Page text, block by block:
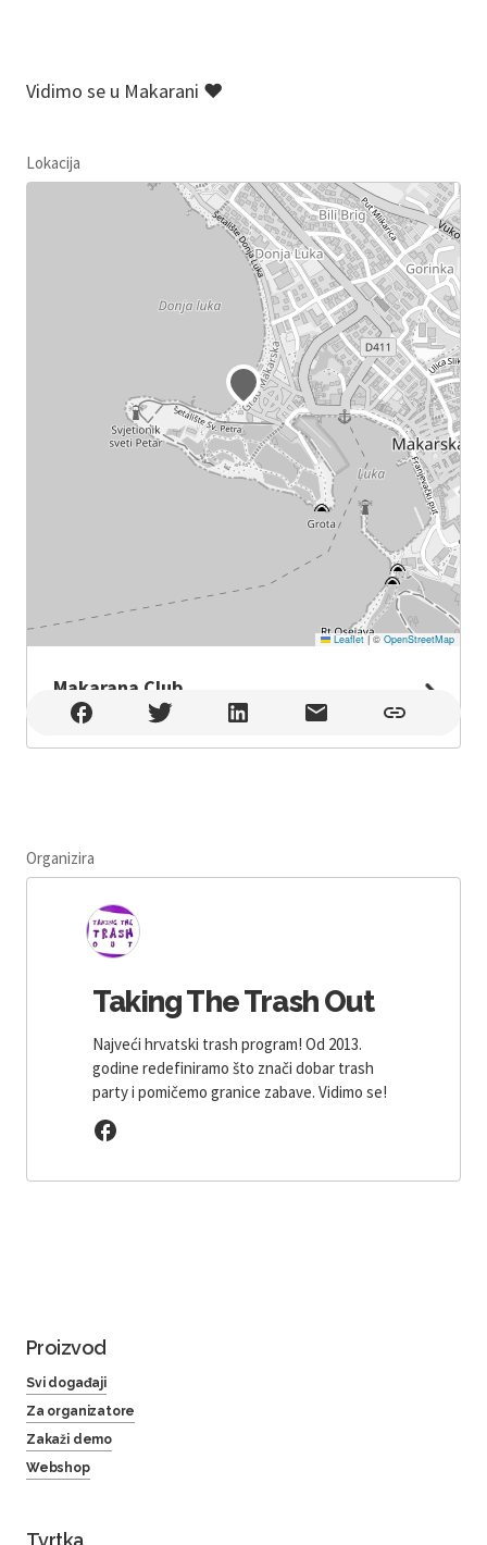
Vidimo se u Makarani ❤️
Lokacija
Leaflet |© OpenStreetMap
Makarana Club
Makarana Club , Makarska
Organizira
Taking The Trash Out
Najveći hrvatski trash program! Od 2013.
godine redefiniramo što znači dobar trash
party i pomičemo granice zabave. Vidimo se!
Proizvod
Svi događaji
Za organizatore
Zakaži demo
Webshop
Tvrtka